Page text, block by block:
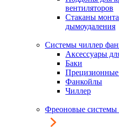
вентиляторов
Стаканы
дымоудаления
Системы чиллер
Аксессуары
Баки
Фанкойлы
Чиллер
Фреоновые системы